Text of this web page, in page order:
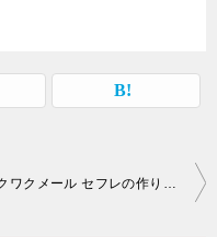
ワクワクメール セフレの作り方 自己pr｜占いにより未来の恋愛や成功運などを推量することができるのです…。